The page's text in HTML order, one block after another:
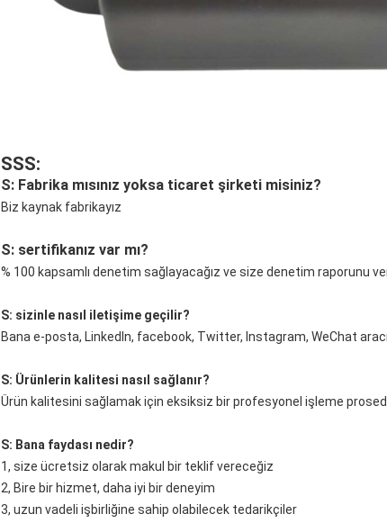
SSS:
S: Fabrika mısınız yoksa ticaret şirketi misiniz?
Biz kaynak fabrikayız
S: sertifikanız var mı?
% 100 kapsamlı denetim sağlayacağız ve size denetim raporunu
S: sizinle nasıl iletişime geçilir?
Bana e-posta, LinkedIn, facebook, Twitter, Instagram, WeChat
S: Ürünlerin kalitesi nasıl sağlanır?
Ürün kalitesini sağlamak için eksiksiz bir profesyonel işleme
S: Bana faydası nedir?
1, size ücretsiz olarak makul bir teklif vereceğiz
2, Bire bir hizmet, daha iyi bir deneyim
3, uzun vadeli işbirliğine sahip olabilecek tedarikçiler